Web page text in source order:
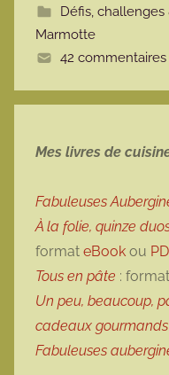
Défis, challenges
Marmotte
42 commentaires
Mes livres de
Fabuleuses
À la folie, quinze
format eBook ou
Tous en pâte : format
Un peu, beaucoup,
cadeaux gourmands
Fabuleuses